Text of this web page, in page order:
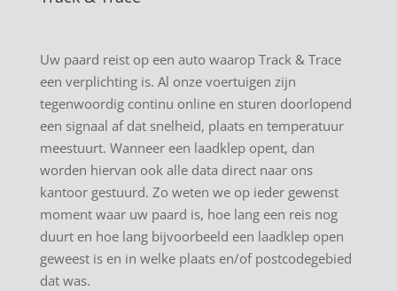
Uw paard reist op een auto waarop Track & Trace
een verplichting is. Al onze voertuigen zijn
tegenwoordig continu online en sturen doorlopend
een signaal af dat snelheid, plaats en temperatuur
meestuurt. Wanneer een laadklep opent, dan
worden hiervan ook alle data direct naar ons
kantoor gestuurd. Zo weten we op ieder gewenst
moment waar uw paard is, hoe lang een reis nog
duurt en hoe lang bijvoorbeeld een laadklep open
geweest is en in welke plaats en/of postcodegebied
dat was.